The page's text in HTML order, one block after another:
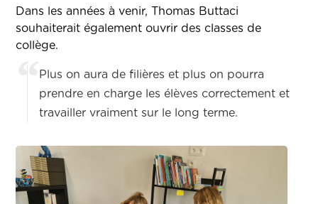
Dans les années à venir, Thomas Buttaci
souhaiterait également ouvrir des classes de
collège.
Plus on aura de filières et plus on pourra
prendre en charge les élèves correctement et
travailler vraiment sur le long terme.